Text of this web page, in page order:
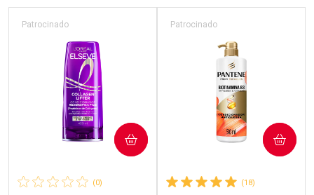
(0)
Patrocinado
COMPRAR
(18)
Patrocinado
COMPRAR